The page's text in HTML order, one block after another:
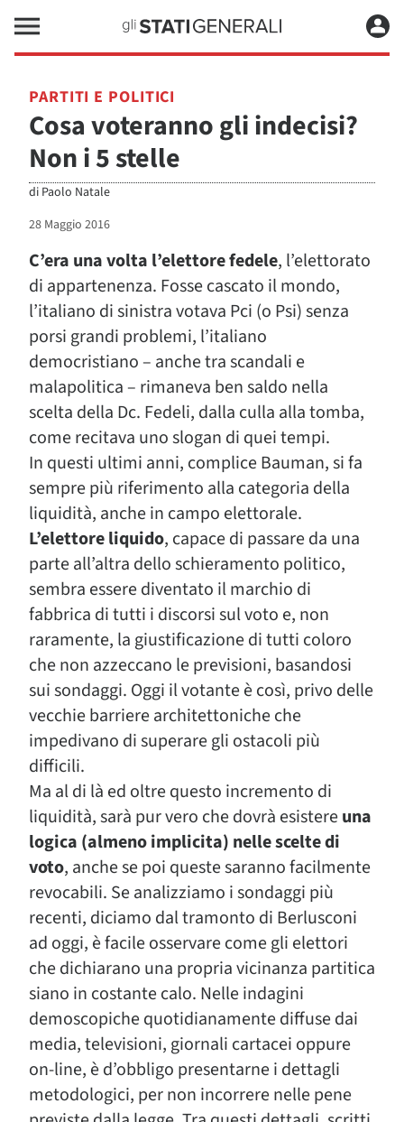
PARTITI E POLITICI
Cosa voteranno gli indecisi?
Non i 5 stelle
di Paolo Natale
28 Maggio 2016
C’era una volta l’elettore fedele, l’elettorato
di appartenenza. Fosse cascato il mondo,
l’italiano di sinistra votava Pci (o Psi) senza
porsi grandi problemi, l’italiano
democristiano – anche tra scandali e
malapolitica – rimaneva ben saldo nella
scelta della Dc. Fedeli, dalla culla alla tomba,
come recitava uno slogan di quei tempi.
In questi ultimi anni, complice Bauman, si fa
sempre più riferimento alla categoria della
liquidità, anche in campo elettorale.
L’elettore liquido, capace di passare da una
parte all’altra dello schieramento politico,
sembra essere diventato il marchio di
fabbrica di tutti i discorsi sul voto e, non
raramente, la giustificazione di tutti coloro
che non azzeccano le previsioni, basandosi
sui sondaggi. Oggi il votante è così, privo delle
vecchie barriere architettoniche che
impedivano di superare gli ostacoli più
difficili.
Ma al di là ed oltre questo incremento di
liquidità, sarà pur vero che dovrà esistereuna
logica (almeno implicita) nelle scelte di
voto, anche se poi queste saranno facilmente
revocabili. Se analizziamo i sondaggi più
recenti, diciamo dal tramonto di Berlusconi
ad oggi, è facile osservare come gli elettori
che dichiarano una propria vicinanza partitica
siano in costante calo. Nelle indagini
demoscopiche quotidianamente diffuse dai
media, televisioni, giornali cartacei oppure
on-line, è d’obbligo presentarne i dettagli
metodologici, per non incorrere nelle pene